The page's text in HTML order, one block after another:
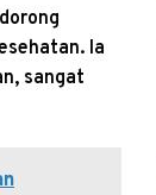
Ia
sangat